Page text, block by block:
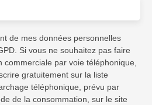
de mes données personnelles
Si vous ne souhaitez pas faire
commerciale par voie téléphonique,
gratuitement sur la liste
téléphonique, prévu par
de la consommation, sur le site